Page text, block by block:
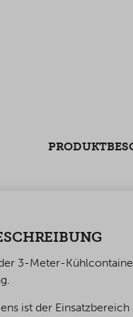
3-Meter-
ist der